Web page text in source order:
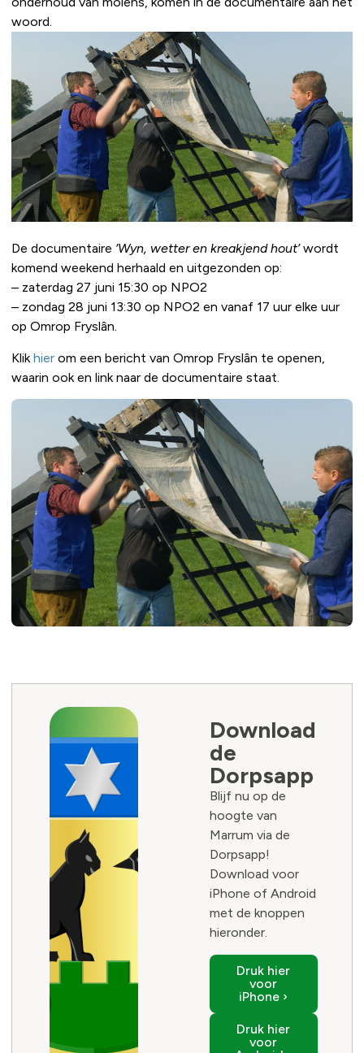
woord.
De documentaire ‘Wyn, wetter en kreakjend hout’wordt
komend weekend herhaald en uitgezonden op:
– zaterdag 27 juni 15:30 op NPO2
– zondag 28 juni 13:30 op NPO2 en vanaf 17 uur elke uur
op Omrop Fryslân.
Klikhier om een bericht van Omrop Fryslân te openen,
waarin ook en link naar de documentaire staat.
Download
de
Dorpsapp
Blijf nu op de
hoogte van
Marrum via de
Dorpsapp!
Download voor
iPhone of Android
met de knoppen
hieronder.
Druk hier
voor
iPhone ›
Druk hier
voor